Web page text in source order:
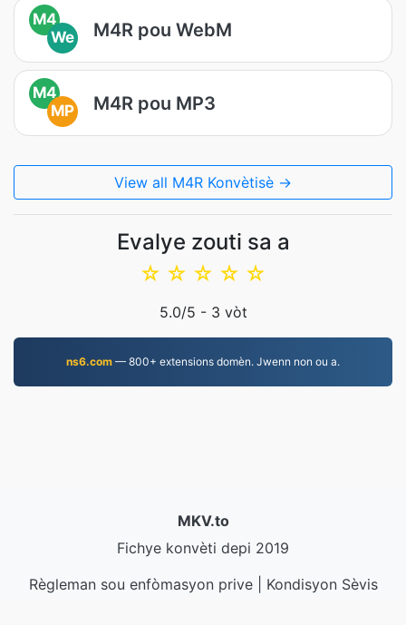
M4
We
M4R pou WebM
M4
MP
M4R pou MP3
View all M4R Konvètisè →
Evalye zouti sa a
☆
☆
☆
☆
☆
5.0/5 - 3 vòt
ns6.com — 800+ extensions domèn. Jwenn non ou a.
MKV.to
Fichye konvèti depi 2019
Règleman sou enfòmasyon prive| Kondisyon Sèvis